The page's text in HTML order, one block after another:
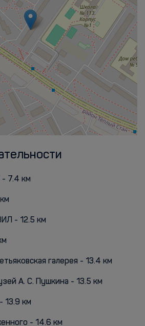
- 7.4 км
- 12.5 км
галерея - 13.4 км
А. С. Пушкина - 13.5 км
13.9 км
- 14.6 км